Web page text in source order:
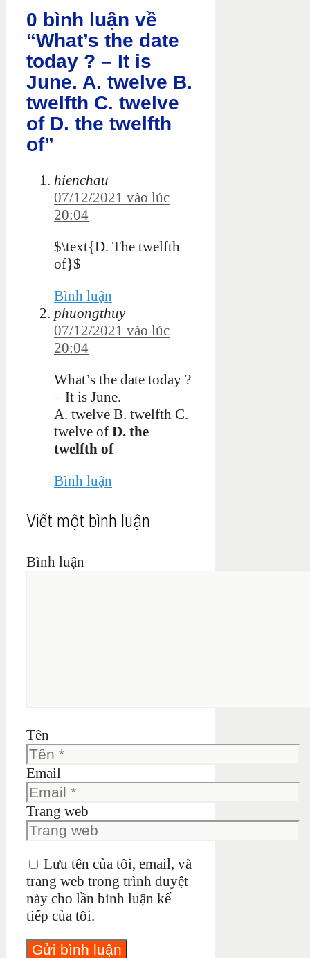
0 bình luận về
“What’s the date
today ? – It is
June. A. twelve B.
twelfth C. twelve
of D. the twelfth
of”
hienchau
07/12/2021 vào lúc
20:04
$\text{D. The twelfth
of}$
Bình luận
phuongthuy
07/12/2021 vào lúc
20:04
What’s the date today ?
– It is June.
A. twelve B. twelfth C.
twelve of D. the
twelfth of
Bình luận
Viết một bình luận
Bình luận
Tên
Email
Trang web
Lưu tên của tôi, email, và
trang web trong trình duyệt
này cho lần bình luận kế
tiếp của tôi.